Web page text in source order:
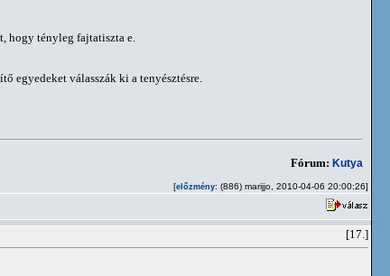
hogy tényleg fajtatiszta e.
egyedeket válasszák ki a tenyésztésre.
Fórum: Kutya
[előzmény: (886) marijjo, 2010-04-06 20:00:26]
[17.]